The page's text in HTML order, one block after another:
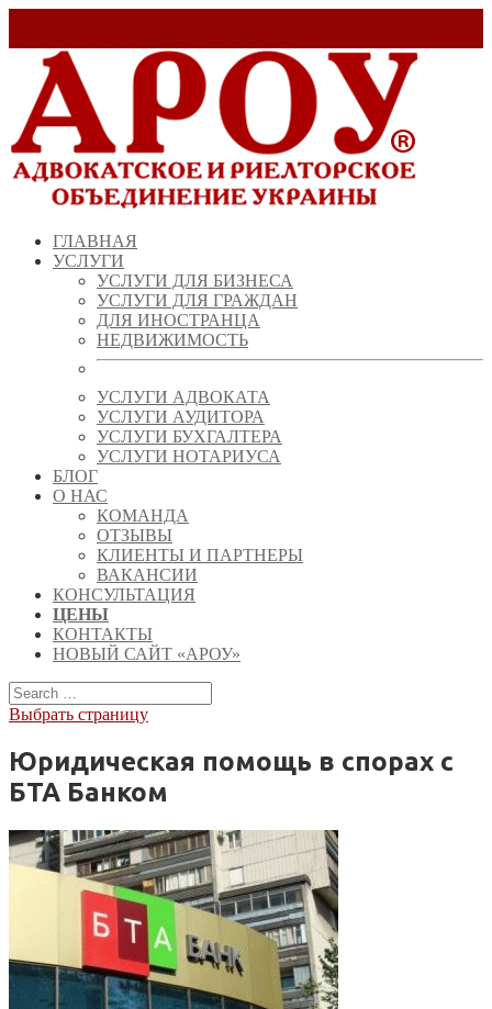
ГЛАВНАЯ
УСЛУГИ
УСЛУГИ ДЛЯ БИЗНЕСА
УСЛУГИ ДЛЯ ГРАЖДАН
ДЛЯ ИНОСТРАНЦА
НЕДВИЖИМОСТЬ
УСЛУГИ АДВОКАТА
УСЛУГИ АУДИТОРА
УСЛУГИ БУХГАЛТЕРА
УСЛУГИ НОТАРИУСА
БЛОГ
О НАС
КОМАНДА
ОТЗЫВЫ
КЛИЕНТЫ И ПАРТНЕРЫ
ВАКАНСИИ
КОНСУЛЬТАЦИЯ
ЦЕНЫ
КОНТАКТЫ
НОВЫЙ САЙТ «АРОУ»
Выбрать страницу
Юридическая помощь в спорах с
БТА Банком